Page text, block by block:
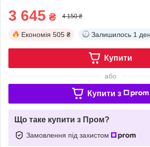
3 645 ₴ 4 150 ₴
Економія 505 ₴ Залишилось 1
Купити
або
Купити з
Що таке купити з Пром?
Замовлення під захистом